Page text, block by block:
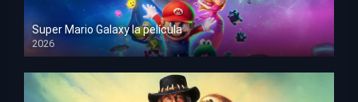
Super Mario Galaxy la película
2026
HD 1080p